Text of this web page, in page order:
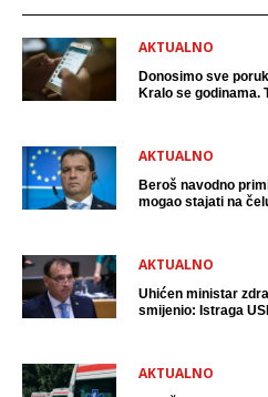
AKTUALNO
Donosimo sve
Kralo se godinama.
AKTUALNO
Beroš navodno
mogao stajati na
AKTUALNO
Uhićen ministar
smijenio: Istraga
AKTUALNO